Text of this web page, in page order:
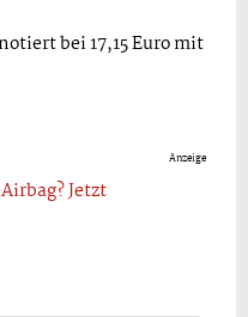
bei 17,15 Euro mit
Anzeige
Jetzt